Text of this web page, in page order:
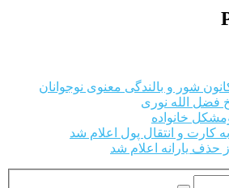
شور و بالندگی معنوی نوجوانان
فضل الله نوری
خانواده
کارت و انتقال پول اعلام شد
حذف یارانه اعلام شد